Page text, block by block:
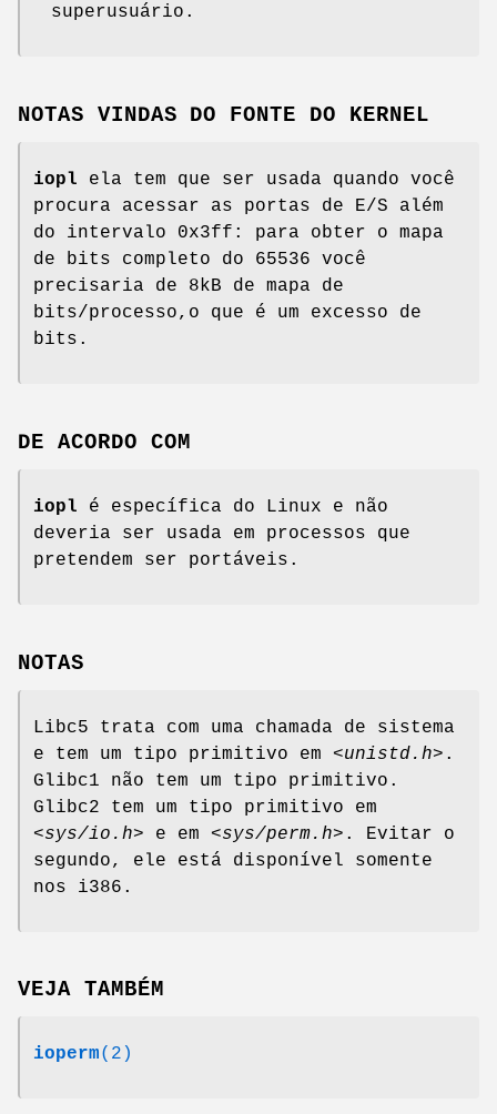
superusuário.
NOTAS VINDAS DO FONTE DO KERNEL
iopl ela tem que ser usada quando você
procura acessar as portas de E/S além
do intervalo 0x3ff: para obter o mapa
de bits completo do 65536 você
precisaria de 8kB de mapa de
bits/processo,o que é um excesso de
bits.
DE ACORDO COM
iopl é específica do Linux e não
deveria ser usada em processos que
pretendem ser portáveis.
NOTAS
Libc5 trata com uma chamada de sistema
e tem um tipo primitivo em <unistd.h> .
Glibc1 não tem um tipo primitivo.
Glibc2 tem um tipo primitivo em
<sys/io.h> e em <sys/perm.h> . Evitar o
segundo, ele está disponível somente
nos i386.
VEJA TAMBÉM
ioperm(2)